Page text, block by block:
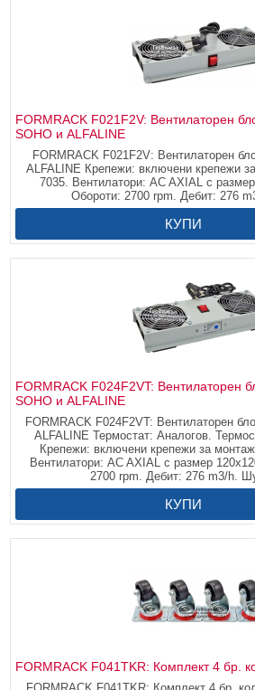
FORMRACK F021F2V: Вентилаторен
SOHO и ALFALINE
FORMRACK F021F2V: Вентилаторен
ALFALINE Крепежи: включени крепежи
7035. Вентилатори: AC AXIAL с
Обороти: 2700 rpm. Дебит: 276
КУПИ
FORMRACK F024F2VT: Вентилаторен
SOHO и ALFALINE
FORMRACK F024F2VT: Вентилаторен
ALFALINE Термостат: Аналогов.
Крепежи: включени крепежи за
Вентилатори: AC AXIAL с размер
2700 rpm. Дебит: 276 m3/h.
КУПИ
FORMRACK F041TKR: Комплект 4 бр.